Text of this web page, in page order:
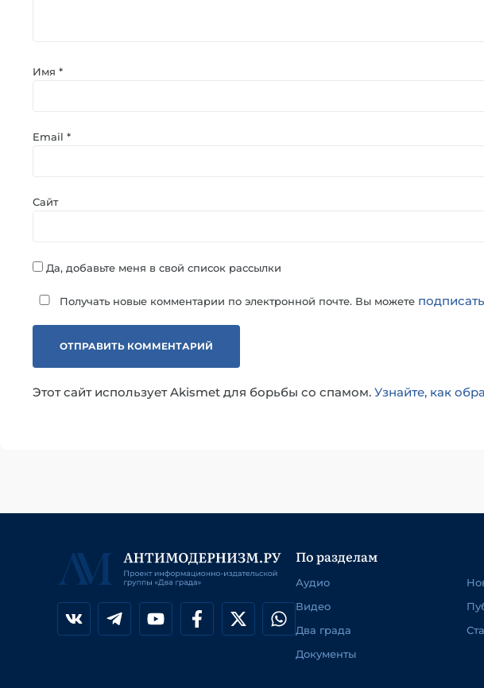
Имя *
Email *
Сайт
Да, добавьте меня в свой список рассылки
Получать новые комментарии по электронной почте. Вы можете
Этот сайт использует Akismet для борьбы со спамом. Узнайте, как
По разделам
Аудио
Видео
Два града
Документы